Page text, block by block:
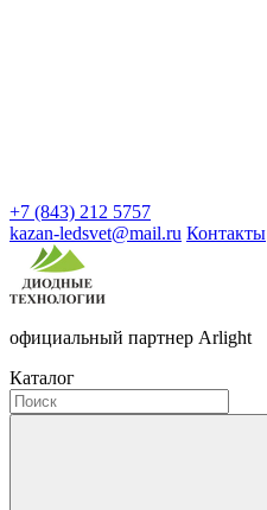
+7 (843) 212 5757
kazan-ledsvet@mail.ru Контакты
официальный партнер Arlight
Каталог